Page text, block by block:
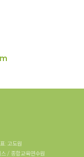
: 고도원
/ 종합교육연수원